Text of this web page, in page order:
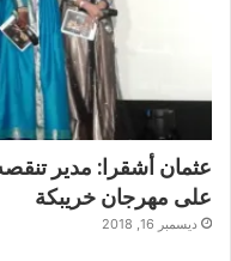
عثمان أشقرا: مدير
على مهرجان خريبكة
ديسمبر 16, 2018